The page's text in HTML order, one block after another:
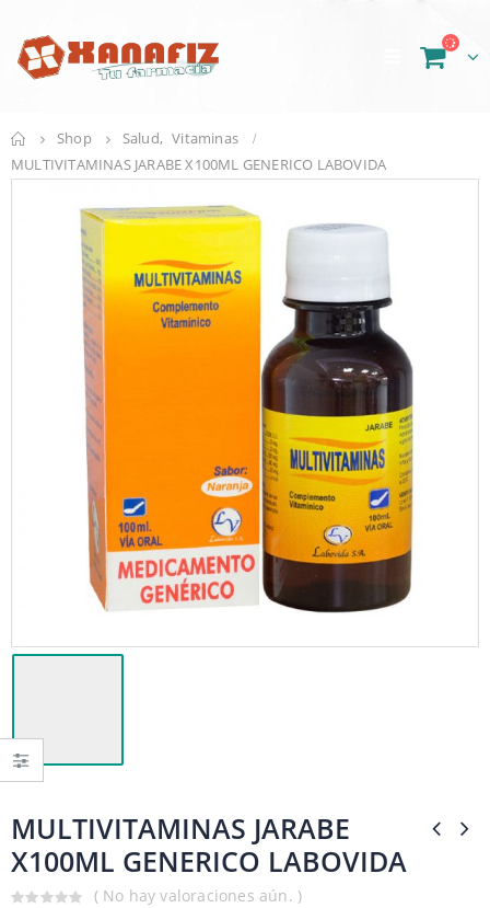
Shop Salud, Vitaminas
MULTIVITAMINAS JARABE X100ML GENERICO LABOVIDA
MULTIVITAMINAS JARABE
X100ML GENERICO LABOVIDA
( No hay valoraciones aún. )